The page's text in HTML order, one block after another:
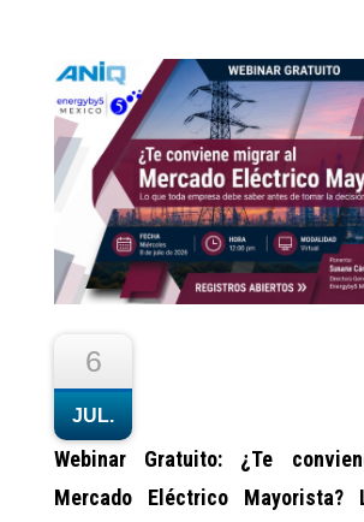
6
JUL.
Webinar Gratuito: ¿Te
Mercado Eléctrico Mayorista?